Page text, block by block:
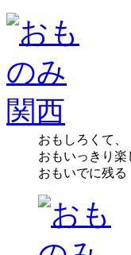
おもしろくて、
おもいっきり楽
おもいでに残る